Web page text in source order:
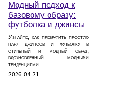
Модный подход к
базовому образу:
футболка и джинсы
Узнайте, как превратить простую
пару джинсов и футболку в
стильный и модный образ,
вдохновленный модными
тенденциями.
2026-04-21